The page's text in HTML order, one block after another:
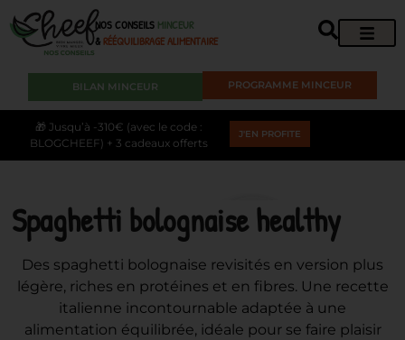
NOS CONSEILS MINCEUR
&RÉÉQUILIBRAGE ALIMENTAIRE
PROGRAMME MINCEUR
BILAN MINCEUR
🎁 Jusqu’à -310€ (avec le code :
BLOGCHEEF) + 3 cadeaux offerts
J'EN PROFITE
Spaghetti bolognaise healthy
Des spaghetti bolognaise revisités en version plus
légère, riches en protéines et en fibres. Une recette
italienne incontournable adaptée à une
alimentation équilibrée, idéale pour se faire plaisir